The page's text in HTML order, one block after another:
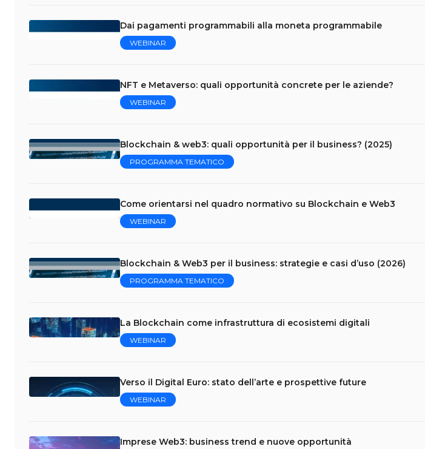
Dai pagamenti programmabili alla moneta programmabile
WEBINAR
NFT e Metaverso: quali opportunità concrete per le aziende?
WEBINAR
Blockchain & web3: quali opportunità per il business? (2025)
PROGRAMMA TEMATICO
Come orientarsi nel quadro normativo su Blockchain e Web3
WEBINAR
Blockchain & Web3 per il business: strategie e casi d’uso (2026)
PROGRAMMA TEMATICO
La Blockchain come infrastruttura di ecosistemi digitali
WEBINAR
Verso il Digital Euro: stato dell’arte e prospettive future
WEBINAR
Imprese Web3: business trend e nuove opportunità